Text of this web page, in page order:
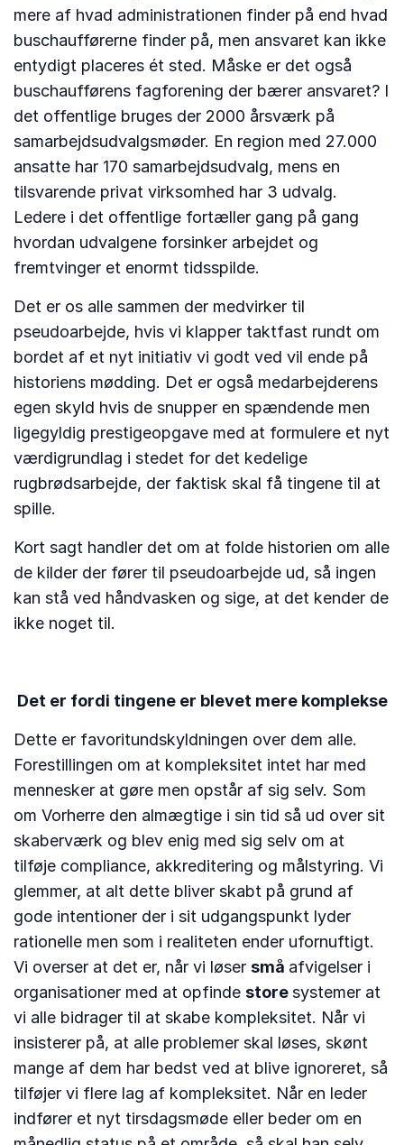
mere af hvad administrationen finder på end hvad
buschaufførerne finder på, men ansvaret kan ikke
entydigt placeres ét sted. Måske er det også
buschaufførens fagforening der bærer ansvaret? I
det offentlige bruges der 2000 årsværk på
samarbejdsudvalgsmøder. En region med 27.000
ansatte har 170 samarbejdsudvalg, mens en
tilsvarende privat virksomhed har 3 udvalg.
Ledere i det offentlige fortæller gang på gang
hvordan udvalgene forsinker arbejdet og
fremtvinger et enormt tidsspilde.
Det er os alle sammen der medvirker til
pseudoarbejde, hvis vi klapper taktfast rundt om
bordet af et nyt initiativ vi godt ved vil ende på
historiens mødding. Det er også medarbejderens
egen skyld hvis de snupper en spændende men
ligegyldig prestigeopgave med at formulere et nyt
værdigrundlag i stedet for det kedelige
rugbrødsarbejde, der faktisk skal få tingene til at
spille.
Kort sagt handler det om at folde historien om alle
de kilder der fører til pseudoarbejde ud, så ingen
kan stå ved håndvasken og sige, at det kender de
ikke noget til.
Det er fordi tingene er blevet mere komplekse
Dette er favoritundskyldningen over dem alle.
Forestillingen om at kompleksitet intet har med
mennesker at gøre men opstår af sig selv. Som
om Vorherre den almægtige i sin tid så ud over sit
skaberværk og blev enig med sig selv om at
tilføje compliance, akkreditering og målstyring. Vi
glemmer, at alt dette bliver skabt på grund af
gode intentioner der i sit udgangspunkt lyder
rationelle men som i realiteten ender ufornuftigt.
Vi overser at det er, når vi løser små afvigelser i
organisationer med at opfinde storesystemer at
vi alle bidrager til at skabe kompleksitet. Når vi
insisterer på, at alle problemer skal løses, skønt
mange af dem har bedst ved at blive ignoreret, så
tilføjer vi flere lag af kompleksitet. Når en leder
indfører et nyt tirsdagsmøde eller beder om en